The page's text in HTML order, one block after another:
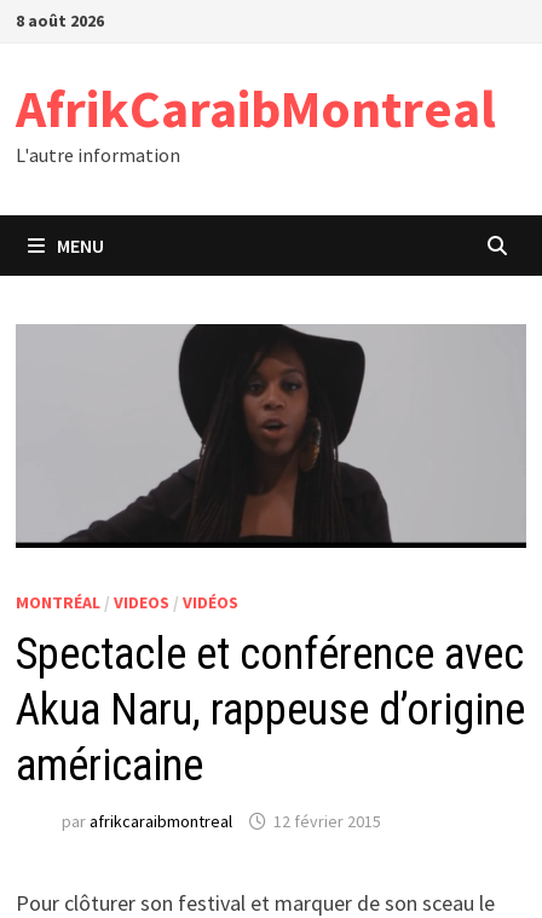
Passer
8 août 2026
AfrikCaraibMontreal
L'autre information
MENU
MONTRÉAL/ VIDEOS / VIDÉOS
Spectacle et conférence avec
Akua Naru, rappeuse d’origine
américaine
parafrikcaraibmontreal 12 février 2015
Pour clôturer son festival et marquer de son sceau le